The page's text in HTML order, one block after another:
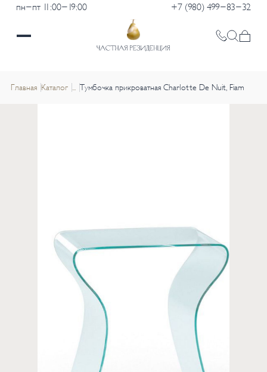
пн-пт 11:00-19:00 +7 (980) 499-83-32
Главная Каталог ... Тумбочка прикроватная Charlotte De Nuit, Fiam